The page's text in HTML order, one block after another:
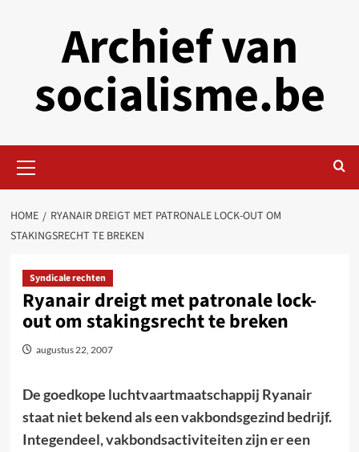
Archief van
socialisme.be
Menu
HOME
RYANAIR DREIGT MET PATRONALE LOCK-OUT OM
STAKINGSRECHT TE BREKEN
Syndicale rechten
Ryanair dreigt met patronale lock-
out om stakingsrecht te breken
augustus 22, 2007
De goedkope luchtvaartmaatschappij Ryanair
staat niet bekend als een vakbondsgezind bedrijf.
Integendeel, vakbondsactiviteiten zijn er een